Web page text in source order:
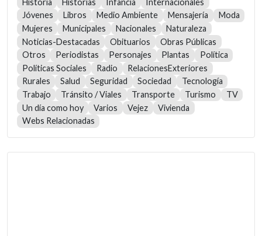
Jóvenes
Libros Medio Ambiente Mensajería
Moda
Mujeres
Municipales Nacionales
Naturaleza
Noticias-Destacadas
Obituarios
Obras Públicas
Otros
Periodistas Personajes Plantas
Política
Políticas Sociales
Radio
RelacionesExteriores
Rurales
Salud Seguridad Sociedad
Tecnología
Trabajo
Tránsito / Viales Transporte Turismo
TV
Un día como hoy
Varios Vejez
Vivienda
Webs Relacionadas